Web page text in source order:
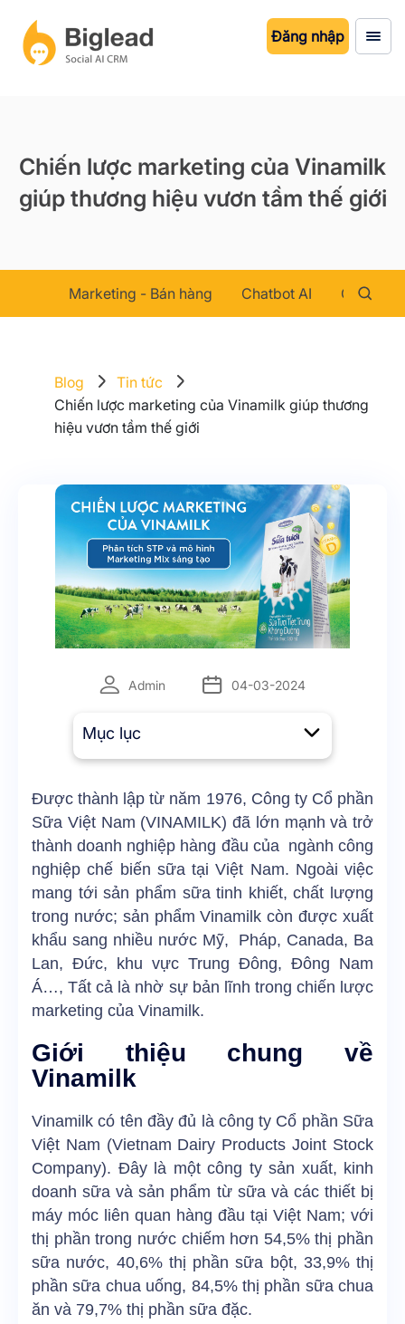
Đăng nhập
Chiến lược marketing của Vinamilk
giúp thương hiệu vươn tầm thế giới
Marketing - Bán hàng Chatbot AI Chăm
Blog
Tin tức
Chiến lược marketing của Vinamilk giúp thương
hiệu vươn tầm thế giới
Admin 04-03-2024
Mục lục
Được thành lập từ năm 1976, Công ty Cổ phần
Sữa Việt Nam (VINAMILK) đã lớn mạnh và trở
thành doanh nghiệp hàng đầu của ngành công
nghiệp chế biến sữa tại Việt Nam. Ngoài việc
mang tới sản phẩm sữa tinh khiết, chất lượng
trong nước; sản phẩm Vinamilk còn được xuất
khẩu sang nhiều nước Mỹ, Pháp, Canada, Ba
Lan, Đức, khu vực Trung Đông, Đông Nam
Á…, Tất cả là nhờ sự bản lĩnh trong chiến lược
marketing của Vinamilk.
Giới thiệu chung về
Vinamilk
Vinamilk có tên đầy đủ là công ty Cổ phần Sữa
Việt Nam (Vietnam Dairy Products Joint Stock
Company). Đây là một công ty sản xuất, kinh
doanh sữa và sản phẩm từ sữa và các thiết bị
máy móc liên quan hàng đầu tại Việt Nam; với
thị phần trong nước chiếm hơn 54,5% thị phần
sữa nước, 40,6% thị phần sữa bột, 33,9% thị
phần sữa chua uống, 84,5% thị phần sữa chua
ăn và 79,7% thị phần sữa đặc.